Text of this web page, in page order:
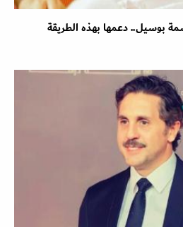
بوسيل.. دعمها بهذه الطريقة